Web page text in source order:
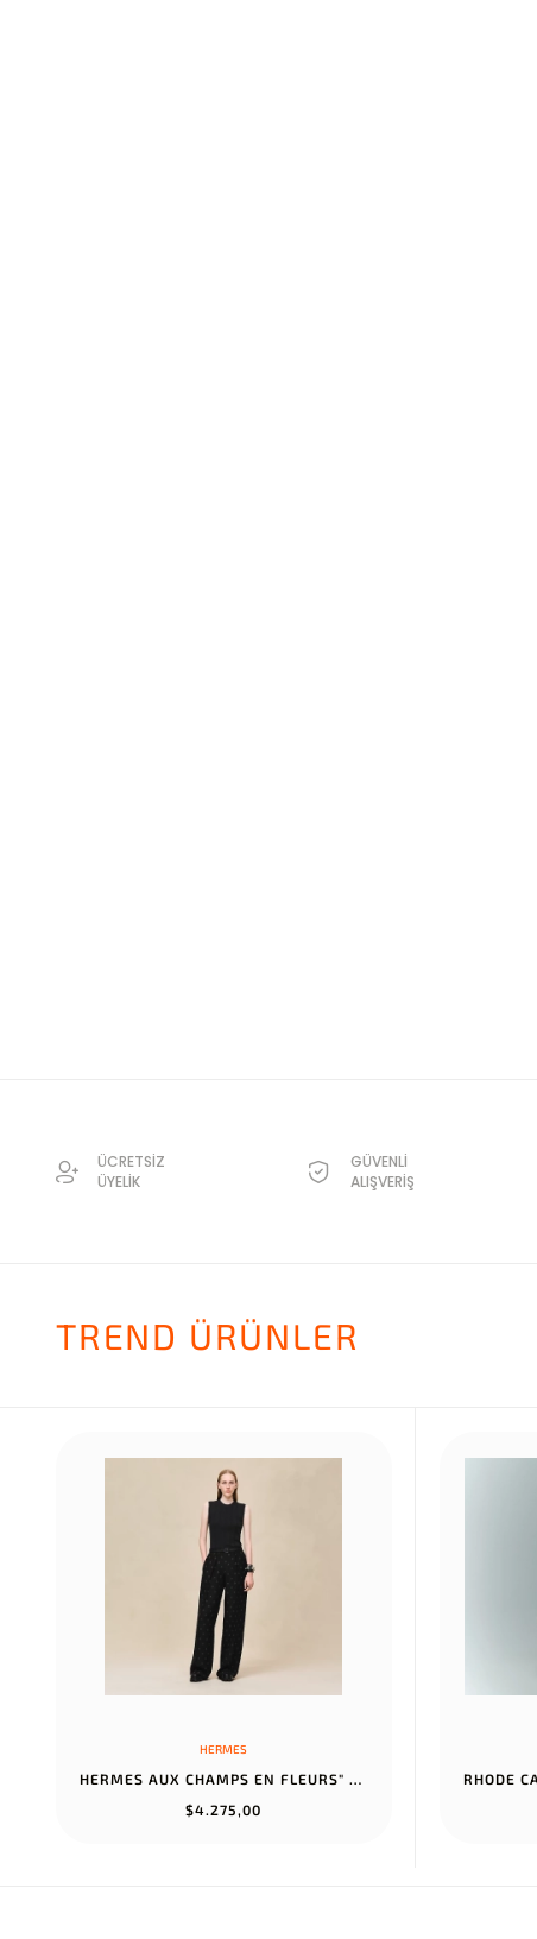
ÜCRETSİZ
ÜYELİK
GÜVENLİ
ALIŞVERİŞ
TREND ÜRÜNLER
HERMES
HERMES AUX CHAMPS EN FLEURS" PANTS NOIR
$4.275,00